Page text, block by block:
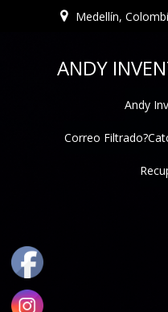
Medellín,
ANDY
Andy
Correo Filtrado?